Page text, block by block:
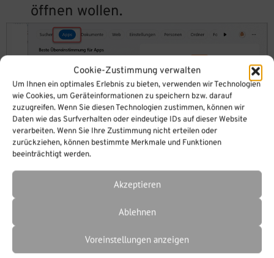
Cookie-Zustimmung verwalten
Um Ihnen ein optimales Erlebnis zu bieten, verwenden wir Technologien
wie Cookies, um Geräteinformationen zu speichern bzw. darauf
zuzugreifen. Wenn Sie diesen Technologien zustimmen, können wir
Daten wie das Surfverhalten oder eindeutige IDs auf dieser Website
verarbeiten. Wenn Sie Ihre Zustimmung nicht erteilen oder
zurückziehen, können bestimmte Merkmale und Funktionen
beeinträchtigt werden.
Akzeptieren
Ablehnen
Voreinstellungen anzeigen
öffnen wollen.